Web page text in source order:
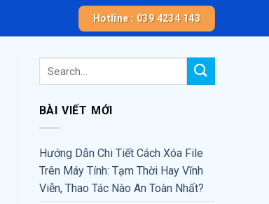
Hotline : 039 4234 143
BÀI VIẾT MỚI
Hướng Dẫn Chi Tiết Cách Xóa File
Trên Máy Tính: Tạm Thời Hay Vĩnh
Viễn, Thao Tác Nào An Toàn Nhất?